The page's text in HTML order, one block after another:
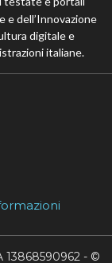
e dell’Innovazione
digitale e
italiane.
13868590962 - ©